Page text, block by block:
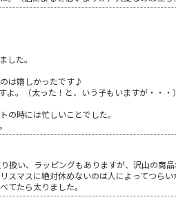
した。
は嬉しかったです♪
。（太った！と、いう子もいますが・・・）
の時には忙しいことでした。
扱い、ラッピングもありますが、沢山の商
スマスに絶対休めないのは人によってつら
てたら太りました。